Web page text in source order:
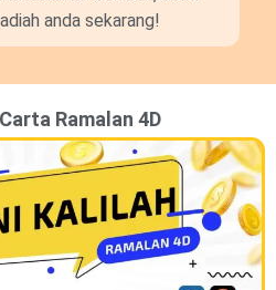
anda sekarang!
Ramalan 4D